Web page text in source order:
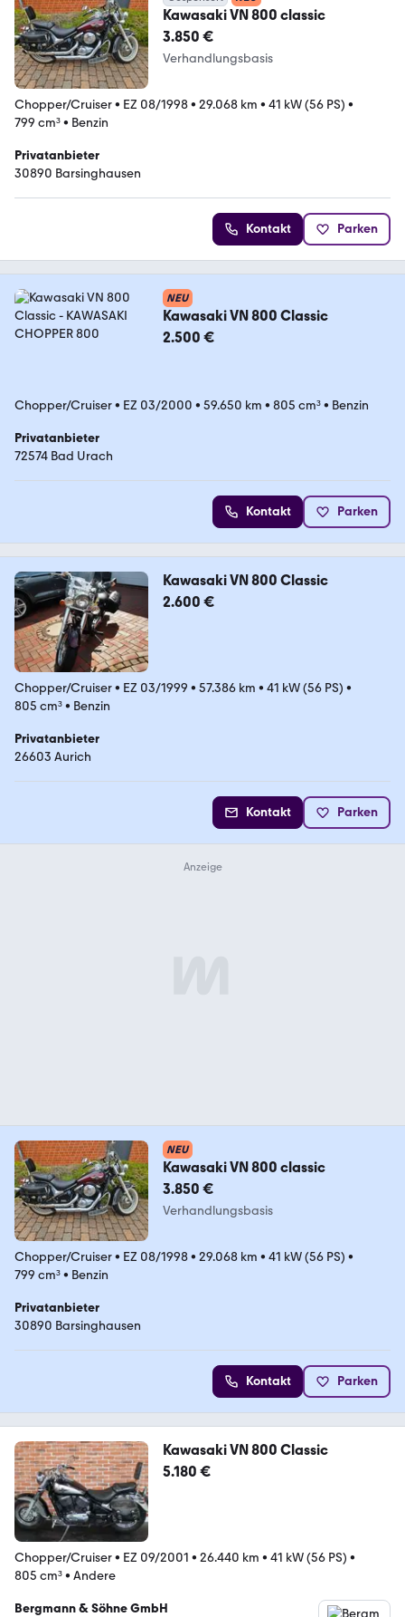
Kawasaki VN 800 classic
3.850 €
Verhandlungsbasis
Chopper/Cruiser• EZ 08/1998• 29.068 km • 41 kW (56 PS) •
799 cm³• Benzin
Privatanbieter
30890 Barsinghausen
Kontakt Parken
NEU
Kawasaki VN 800 Classic
2.500 €
Chopper/Cruiser• EZ 03/2000 • 59.650 km • 805 cm³• Benzin
Privatanbieter
72574 Bad Urach
Kontakt Parken
Kawasaki VN 800 Classic
2.600 €
Chopper/Cruiser• EZ 03/1999 • 57.386 km • 41 kW (56 PS) •
805 cm³• Benzin
Privatanbieter
26603 Aurich
Kontakt Parken
NEU
Kawasaki VN 800 classic
3.850 €
Verhandlungsbasis
Chopper/Cruiser• EZ 08/1998• 29.068 km • 41 kW (56 PS) •
799 cm³• Benzin
Privatanbieter
30890 Barsinghausen
Kontakt Parken
Kawasaki VN 800 Classic
5.180 €
Chopper/Cruiser• EZ 09/2001 • 26.440 km • 41 kW (56 PS) •
805 cm³• Andere
Bergmann & Söhne GmbH